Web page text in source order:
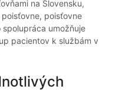
na Slovensku,
poisťovne
spolupráca umožňuje
pacientov k službám v